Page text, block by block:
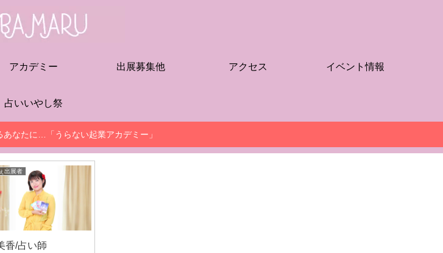
アカデミー 出展募集他 アクセス イベント情報
占いいやし祭
あなたに…「うらない起業アカデミー」
出展者
香/占い師